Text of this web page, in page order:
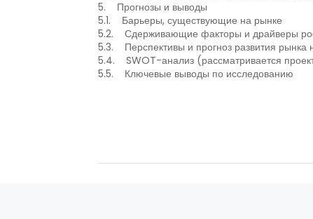
5. Прогнозы и выводы
5.1. Барьеры, существующие на рынке
5.2. Сдерживающие факторы и драйверы
5.3. Перспективы и прогноз развития рынка
5.4. SWOT-анализ (рассматривается
5.5. Ключевые выводы по исследованию